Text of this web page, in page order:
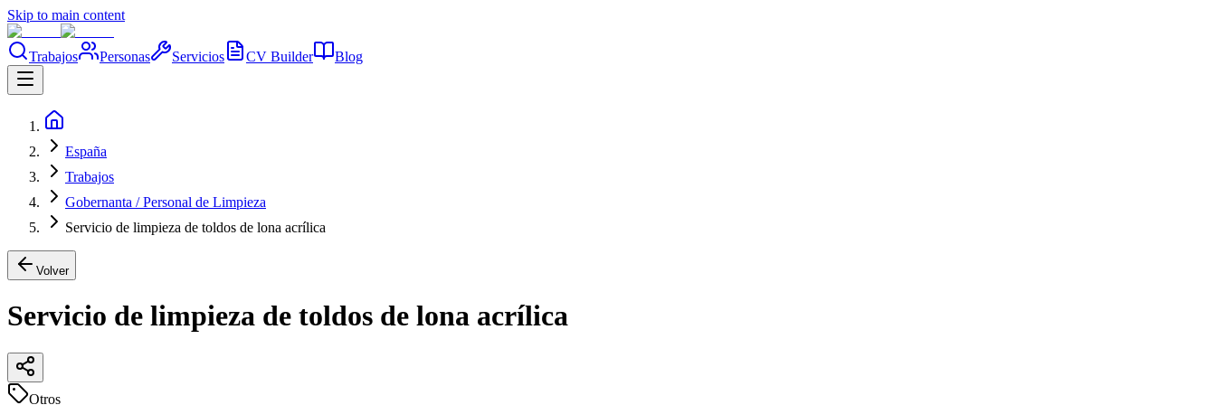
Skip to main content
Trabajos Personas Servicios CV Builder Blog
España
Trabajos
Gobernanta / Personal de Limpieza
Servicio de limpieza de toldos de lona acrílica
Volver
Servicio de limpieza de toldos de lona acrílica
Otros